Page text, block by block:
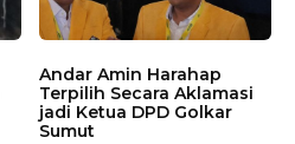
Andar Amin Harahap
Terpilih Secara Aklamasi
jadi Ketua DPD Golkar
Sumut